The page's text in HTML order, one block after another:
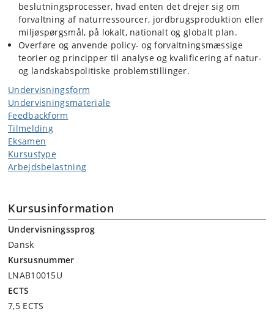
beslutningsprocesser, hvad enten det drejer sig om
forvaltning af naturressourcer, jordbrugsproduktion eller
miljøspørgsmål, på lokalt, nationalt og globalt plan.
Overføre og anvende policy- og forvaltningsmæssige
teorier og principper til analyse og kvalificering af natur-
og landskabspolitiske problemstillinger.
Undervisningsform
Undervisningsmateriale
Feedbackform
Tilmelding
Eksamen
Kursustype
Arbejdsbelastning
Kursusinformation
Undervisningssprog
Dansk
Kursusnummer
LNAB10015U
ECTS
7,5 ECTS